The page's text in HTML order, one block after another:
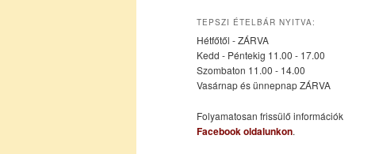
elsődleges
tartalomra
másodlagos
tartalomra
TEPSZI ÉTELBÁR NYITVA:
Hétfőtől - ZÁRVA
Kedd - Péntekig 11.00 - 17.00
Szombaton 11.00 - 14.00
Vasárnap és ünnepnap ZÁRVA
Folyamatosan frissülő információk
Facebook oldalunkon.